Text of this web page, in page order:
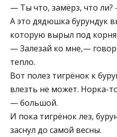
— Ты что, замёрз, что
А это дядюшка бурундук
которую вырыл под
— Залезай ко мне,—
тепло.
Вот полез тигрёнок к
влезть не может. Норка-
— большой.
И пока тигрёнок лез,
заснул до самой весны.